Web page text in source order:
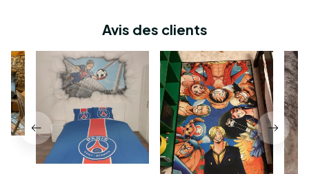
Avis des clients